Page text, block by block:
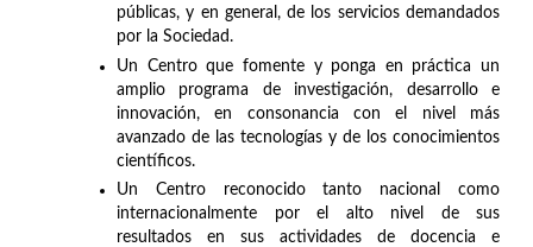
públicas, y en general, de los servicios demandados
por la Sociedad.
Un Centro que fomente y ponga en práctica un
amplio programa de investigación, desarrollo e
innovación, en consonancia con el nivel más
avanzado de las tecnologías y de los conocimientos
científicos.
Un Centro reconocido tanto nacional como
internacionalmente por el alto nivel de sus
resultados en sus actividades de docencia e